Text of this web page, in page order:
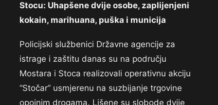
Stocu: Uhapšene dvije osobe, zaplijenjeni
kokain, marihuana, puška i municija
Policijski službenici Državne agencije za
istrage i zaštitu danas su na području
Mostara i Stoca realizovali operativnu akciju
“Stočar” usmjerenu na suzbijanje trgovine
opojnim drogama. Lišene su slobode dvije